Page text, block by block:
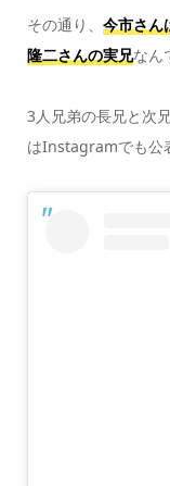
その通り、 今市さん
隆二さんの実兄なん
3人兄弟の長兄と次
はInstagramでも公